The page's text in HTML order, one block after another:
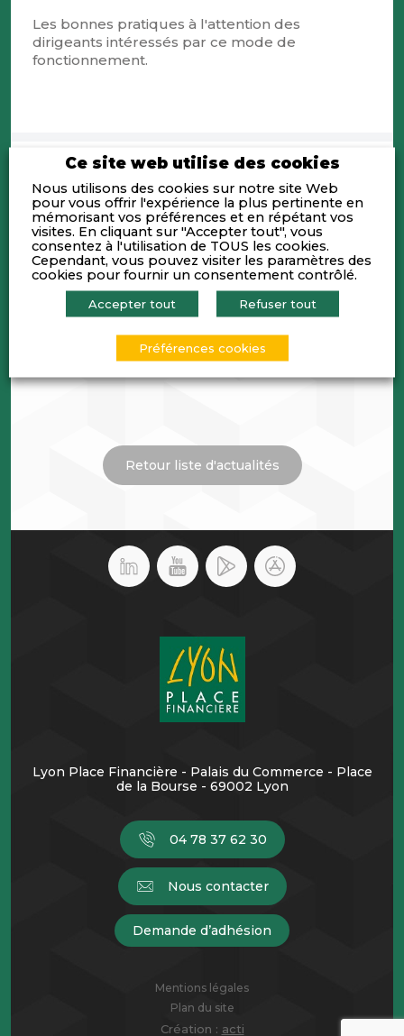
Les bonnes pratiques à l'attention des
dirigeants intéressés par ce mode de
fonctionnement.
Retour liste d'actualités
Lyon Place Financière - Palais du Commerce - Place
de la Bourse - 69002 Lyon
04 78 37 62 30
Nous contacter
Demande d’adhésion
Mentions légales
Plan du site
Création : acti
Ce site web utilise des cookies
Nous utilisons des cookies sur notre site Web
pour vous offrir l'expérience la plus pertinente en
mémorisant vos préférences et en répétant vos
visites. En cliquant sur "Accepter tout", vous
consentez à l'utilisation de TOUS les cookies.
Cependant, vous pouvez visiter les paramètres des
cookies pour fournir un consentement contrôlé.
Accepter tout Refuser tout
Préférences cookies